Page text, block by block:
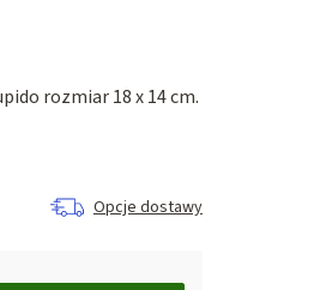
rozmiar 18 x 14 cm.
Opcje dostawy